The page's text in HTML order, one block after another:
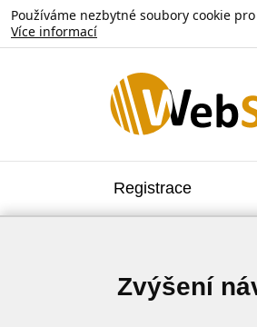
Používáme nezbytné soubory cookie
Více informací
Registrace
Zvýšení